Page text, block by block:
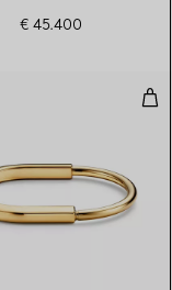
€ 45.400
mit